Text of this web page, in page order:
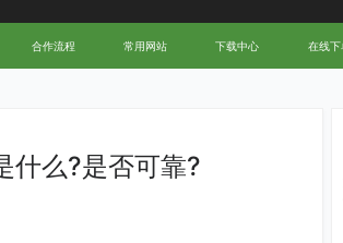
合作流程 常用网站 下载中心 在线下
什么?是否可靠?